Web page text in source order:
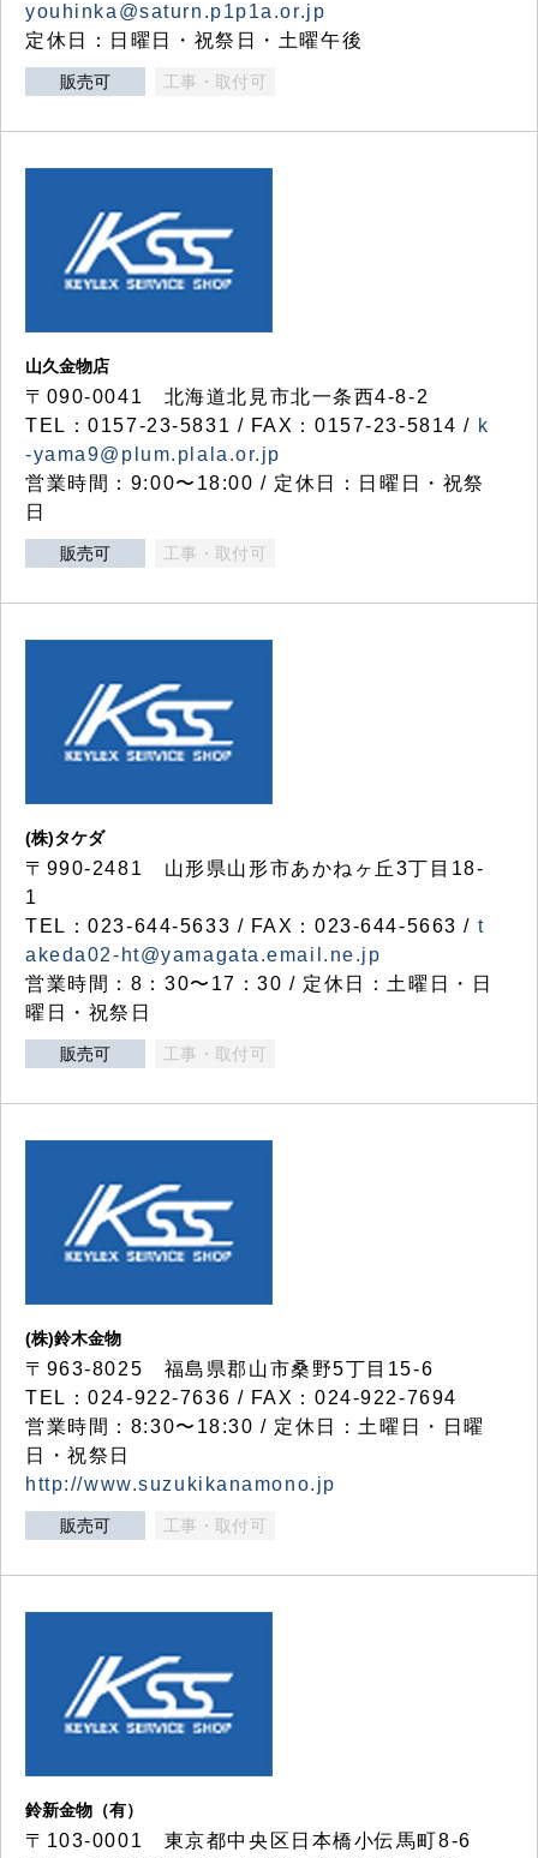
youhinka@saturn.p1p1a.or.jp
定休日：日曜日・祝祭日・土曜午後
販売可 工事・取付可
山久金物店
〒090-0041 北海道北見市北一条西4-8-2
TEL：0157-23-5831 / FAX：0157-23-5814 / k
-yama9@plum.plala.or.jp
営業時間：9:00〜18:00 / 定休日：日曜日・祝祭
日
販売可 工事・取付可
(株)タケダ
〒990-2481 山形県山形市あかねヶ丘3丁目18-
1
TEL：023-644-5633 / FAX：023-644-5663 / t
akeda02-ht@yamagata.email.ne.jp
営業時間：8：30〜17：30 / 定休日：土曜日・日
曜日・祝祭日
販売可 工事・取付可
(株)鈴木金物
〒963-8025 福島県郡山市桑野5丁目15-6
TEL：024-922-7636 / FAX：024-922-7694
営業時間：8:30〜18:30 / 定休日：土曜日・日曜
日・祝祭日
http://www.suzukikanamono.jp
販売可 工事・取付可
鈴新金物（有）
〒103-0001 東京都中央区日本橋小伝馬町8-6